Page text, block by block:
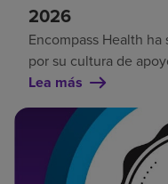
2026
Encompass Health
por su cultura de
Lea más